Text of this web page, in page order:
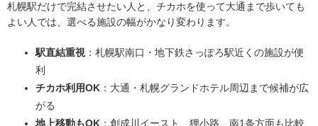
札幌駅だけで完結させたい人と、チカホを使って大通まで歩いても
よい人では、選べる施設の幅がかなり変わります。
駅直結重視 ：札幌駅南口・地下鉄さっぽろ駅近くの施設が便
利
チカホ利用OK ：大通・札幌グランドホテル周辺まで候補が広
がる
地上移動もOK ：創成川イースト、狸小路、南1条方面も比較